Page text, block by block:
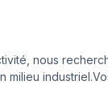
nous
milieu